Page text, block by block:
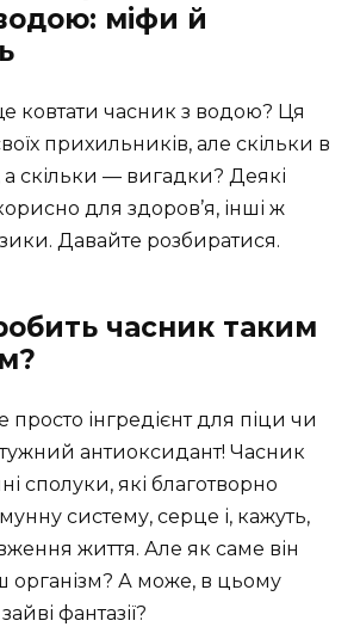
міфи й
ковтати часник з водою? Ця
прихильників, але скільки в
скільки — вигадки? Деякі
для здоров’я, інші ж
Давайте розбиратися.
часник таким
інгредієнт для піци чи
антиоксидант! Часник
сполуки, які благотворно
систему, серце і, кажуть,
життя. Але як саме він
організм? А може, в цьому
фантазії?